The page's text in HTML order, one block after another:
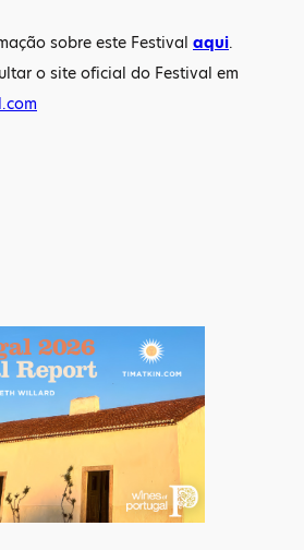
sobre este Festival aqui.
o site oficial do Festival em